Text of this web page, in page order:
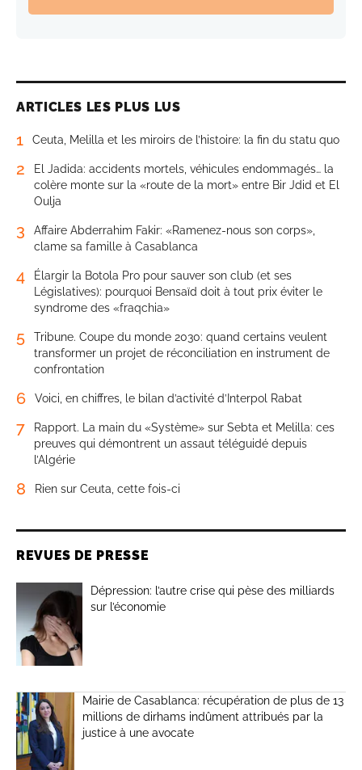
ARTICLES LES PLUS LUS
1 Ceuta, Melilla et les miroirs de l’histoire: la fin du statu quo
2
El Jadida: accidents mortels, véhicules endommagés… la
colère monte sur la «route de la mort» entre Bir Jdid et El
Oulja
3
Affaire Abderrahim Fakir: «Ramenez-nous son corps»,
clame sa famille à Casablanca
4
Élargir la Botola Pro pour sauver son club (et ses
Législatives): pourquoi Bensaïd doit à tout prix éviter le
syndrome des «fraqchia»
5
Tribune. Coupe du monde 2030: quand certains veulent
transformer un projet de réconciliation en instrument de
confrontation
6 Voici, en chiffres, le bilan d’activité d’Interpol Rabat
7
Rapport. La main du «Système» sur Sebta et Melilla: ces
preuves qui démontrent un assaut téléguidé depuis
l’Algérie
8 Rien sur Ceuta, cette fois-ci
REVUES DE PRESSE
Dépression: l’autre crise qui pèse des milliards
sur l’économie
Mairie de Casablanca: récupération de plus de 13
millions de dirhams indûment attribués par la
justice à une avocate